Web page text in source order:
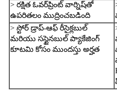
> రక్షిత ఓవర్‌ప్రింట్ వార్నిష్‌తో
ఉపరితలం ముద్రించబడింది
> స్టోర్ డ్రాప్-ఆఫ్ రీసైక్లబుల్
మరియు సస్టైనబుల్ ప్యాకేజింగ్
కూటమి కోసం ముందస్తు అర్హత